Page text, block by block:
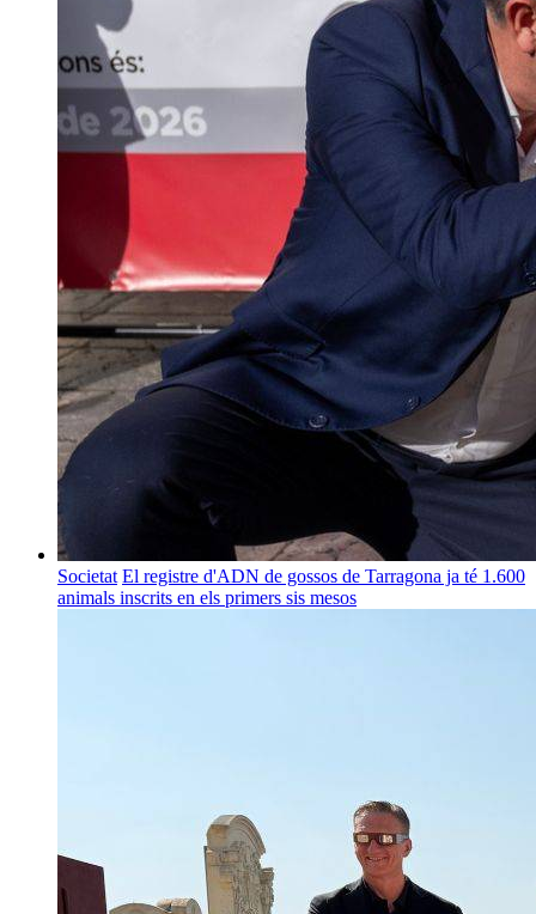
Societat El registre d'ADN de gossos de Tarragona ja té 1.600
animals inscrits en els primers sis mesos